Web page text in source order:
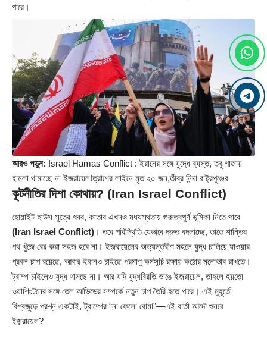
পারে।
আরও পড়ুন: Israel Hamas Conflict : ইরানের সঙ্গে যুদ্ধে ব্যস্ত, তবু গাজায়
হামলা থামাচ্ছে না ইজরায়েল!ত্রাণের লাইনে মৃত ২০ জন,তীব্র নিন্দা রাষ্ট্রপুঞ্জের
কূটনীতির দিশা কোথায়? (Iran Israel Conflict)
হোয়াইট হাউস সূত্রে খবর, কাতার এখনও মধ্যস্থতায় গুরুত্বপূর্ণ ভূমিকা নিতে পারে
(Iran Israel Conflict) । তবে পরিস্থিতি যেভাবে দ্রুত বদলাচ্ছে, তাতে শান্তির
পথ খুঁজে বের করা সহজ হবে না। ইজ়রায়েলের অভ্যন্তরীণ মহলে যুদ্ধ চালিয়ে যাওয়ার
প্রবল চাপ রয়েছে, আবার ইরানও চাইছে পরমাণু কর্মসূচি রক্ষায় কঠোর মনোভাব রাখতে।
ট্রাম্প চাইলেও যুদ্ধ থামছে না। আর যদি যুদ্ধবিরতি ভাঙে ইজ়রায়েল, তাহলে হয়তো
ওয়াশিংটনের সঙ্গে তেল আভিভের সম্পর্কে নতুন চাপ তৈরি হতে পারে। এই মুহূর্তে
বিশ্বজুড়ে প্রশ্ন একটাই, ট্রাম্পের “না ফেলো বোমা”—এই বার্তা আদৌ শুনবে
ইজ়রায়েল?